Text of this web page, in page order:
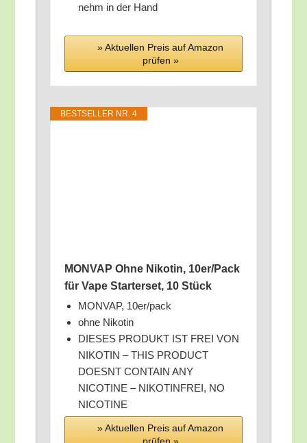
nehm in der Hand
» Aktu­el­len Preis auf Ama­zon
prü­fen »
BEST­SEL­LER NR. 4
MONVAP Ohne Niko­tin, 10er/​Pack
für Vape Star­ter­set, 10 Stück
MONVAP, 10er/​pack
ohne Niko­tin
DIESES PRODUKT IST FREI VON
NIKOTIN – THIS PRODUCT
DOESNT CONTAIN ANY
NICOTINE – NIKOTINFREI, NO
NICOTINE
» Aktu­el­len Preis auf Ama­zon
prü­fen »